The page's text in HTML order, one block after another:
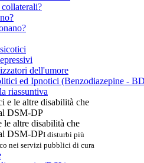
dell'umore
ed Ipnotici (Benzodiazepine -
riassuntiva
altre disabilità che
DSM-DPI disturbi più
nei servizi pubblici di cura